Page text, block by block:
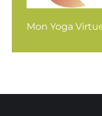
Mon Yoga